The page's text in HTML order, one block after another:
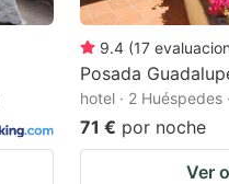
9.4 (17
Posada
hotel · 2 Huéspedes
71 € por noche
Ver